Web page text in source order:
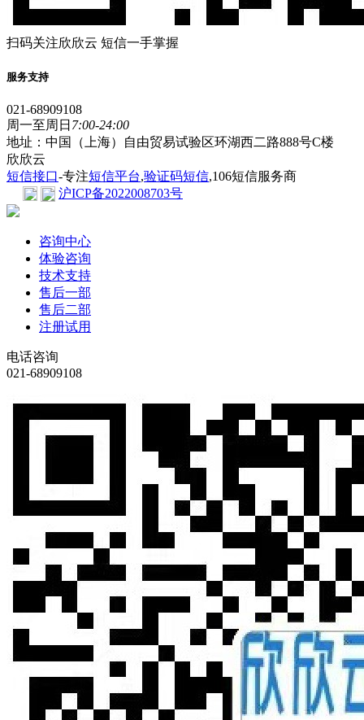
扫码关注欣欣云 短信一手掌握
服务支持
021-68909108
周一至周日 7:00-24:00
地址：中国（上海）自由贸易试验区环湖西二路888号C楼
欣欣云
短信接口-专注短信平台,验证码短信,106短信服务商
沪ICP备2022008703号
咨询中心
体验咨询
技术支持
售后一部
售后二部
注册试用
电话咨询
021-68909108